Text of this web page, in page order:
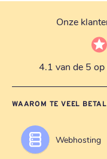
Onze
4.1 van de 5
WAAROM TE VEEL
Webhosting